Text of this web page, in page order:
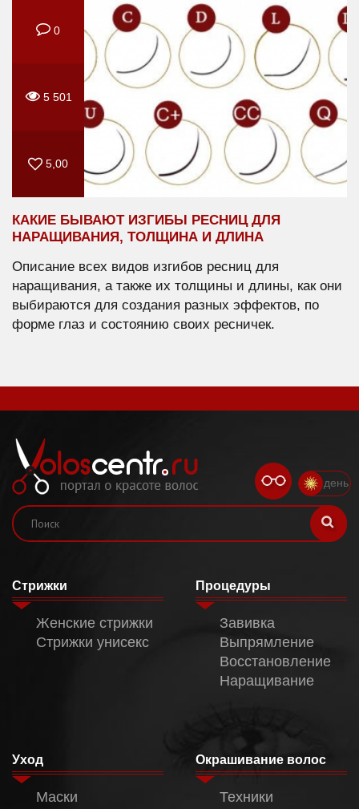
0
5 501
5,00
КАКИЕ БЫВАЮТ ИЗГИБЫ РЕСНИЦ ДЛЯ
НАРАЩИВАНИЯ, ТОЛЩИНА И ДЛИНА
Описание всех видов изгибов ресниц для
наращивания, а также их толщины и длины, как они
выбираются для создания разных эффектов, по
форме глаз и состоянию своих ресничек.
день
Стрижки
Женские стрижки
Стрижки унисекс
Процедуры
Завивка
Выпрямление
Восстановление
Наращивание
Уход
Маски
Окрашивание волос
Техники